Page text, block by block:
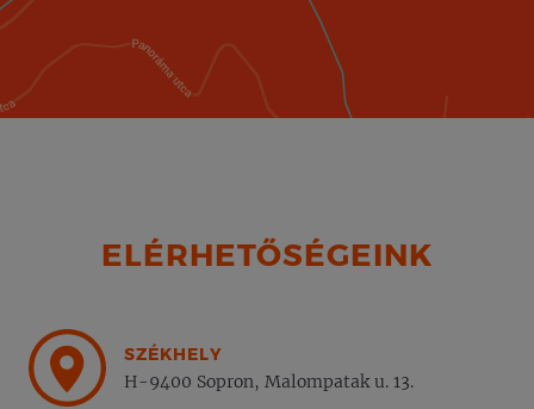
ELÉRHETŐSÉGEINK
SZÉKHELY
H-9400 Sopron, Malompatak u. 13.